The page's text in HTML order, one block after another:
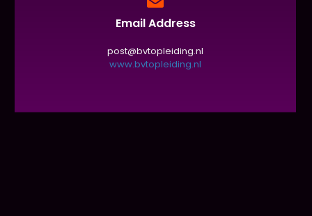
Email Address
post@bvtopleiding.nl
www.bvtopleiding.nl